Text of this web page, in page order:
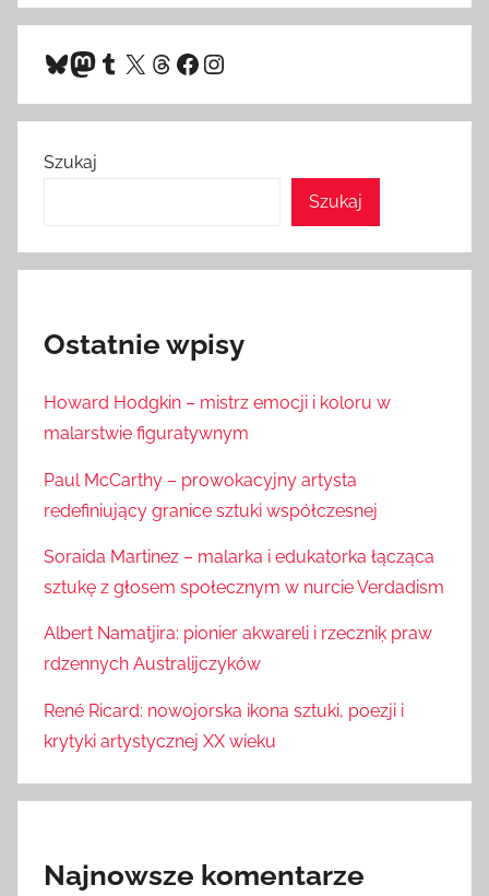
Bluesky
Mastodon
Tumblr
X Threads
Facebook
Instagram
Szukaj
Szukaj
Ostatnie wpisy
Howard Hodgkin – mistrz emocji i koloru w
malarstwie figuratywnym
Paul McCarthy – prowokacyjny artysta
redefiniujący granice sztuki współczesnej
Soraida Martinez – malarka i edukatorka łącząca
sztukę z głosem społecznym w nurcie Verdadism
Albert Namatjira: pionier akwareli i rzeczniķ praw
rdzennych Australijczyków
René Ricard: nowojorska ikona sztuki, poezji i
krytyki artystycznej XX wieku
Najnowsze komentarze